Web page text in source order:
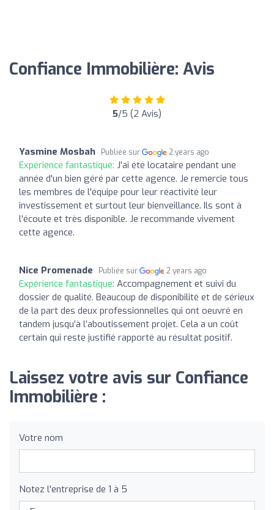
Confiance Immobilière: Avis
5/5 (2 Avis)
Yasmine Mosbah Publiée sur 2 years ago
Expérience fantastique: J'ai été locataire pendant une
année d'un bien géré par cette agence. Je remercie tous
les membres de l'équipe pour leur réactivité leur
investissement et surtout leur bienveillance. Ils sont à
l'écoute et très disponible. Je recommande vivement
cette agence.
Nice Promenade Publiée sur 2 years ago
Expérience fantastique: Accompagnement et suivi du
dossier de qualité. Beaucoup de disponibilité et de sérieux
de la part des deux professionnelles qui ont oeuvré en
tandem jusqu’à l’aboutissement projet. Cela a un coût
certain qui reste justifié rapporté au résultat positif.
Laissez votre avis sur Confiance
Immobilière :
Votre nom
Notez l'entreprise de 1 à 5